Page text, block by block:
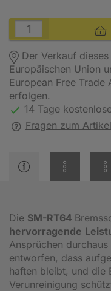
Der Verkauf
Europäischen Union
European Free Trade
erfolgen.
14 Tage
Fragen zum Artikel
Die SM-RT64
hervorragende
Ansprüchen
entworfen, dass
haften bleibt, und die
Verunreinigung